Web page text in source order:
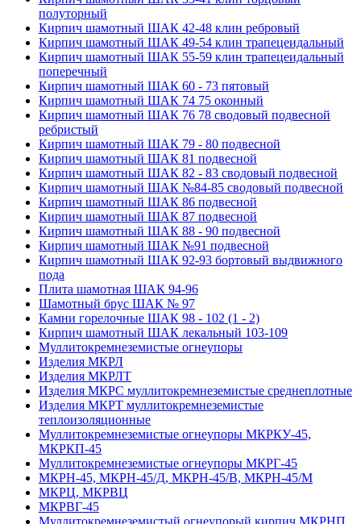
полуторный
Кирпич шамотный ШАК 42-48 клин ребровый
Кирпич шамотный ШАК 49-54 клин трапецеидальный
Кирпич шамотный ШАК 55-59 клин трапецеидальный
поперечный
Кирпич шамотный ШАК 60 - 73 пятовый
Кирпич шамотный ШАК 74 75 оконный
Кирпич шамотный ШАК 76 78 сводовый подвесной
ребристый
Кирпич шамотный ШАК 79 - 80 подвесной
Кирпич шамотный ШАК 81 подвесной
Кирпич шамотный ШАК 82 - 83 сводовый подвесной
Кирпич шамотный ШАК №84-85 сводовый подвесной
Кирпич шамотный ШАК 86 подвесной
Кирпич шамотный ШАК 87 подвесной
Кирпич шамотный ШАК 88 - 90 подвесной
Кирпич шамотный ШАК №91 подвесной
Кирпич шамотный ШАК 92-93 бортовый выдвижного
пода
Плита шамотная ШАК 94-96
Шамотный брус ШАК № 97
Камни горелочные ШАК 98 - 102 (1 - 2)
Кирпич шамотный ШАК лекальный 103-109
Муллито­­кремнеземистые огнеупоры
Изделия МКРЛ
Изделия МКРЛТ
Изделия МКРС муллитокремнеземистые среднеплотные
Изделия МКРТ муллитокремнеземистые
теплоизоляционные
Муллитокремнеземистые огнеупоры МКРКУ-45,
МКРКП-45
Муллитокремнеземистые огнеупоры МКРГ-45
МКРН-45, МКРН-45/Д, МКРН-45/В, МКРН-45/М
МКРЦ, МКРВЦ
МКРВГ-45
Муллитокремнеземистый огнеупорый кирпич МКРНП